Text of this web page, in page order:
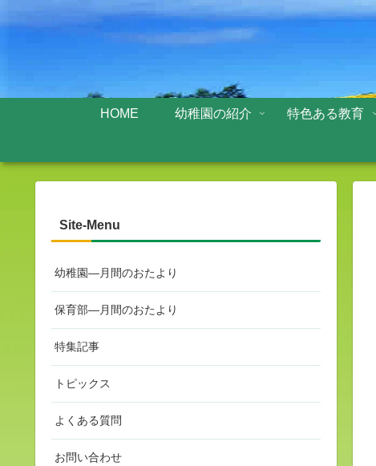
HOME 幼稚園の紹介 特色ある教育
Site-Menu
幼稚園—月間のおたより
保育部—月間のおたより
特集記事
トピックス
よくある質問
お問い合わせ